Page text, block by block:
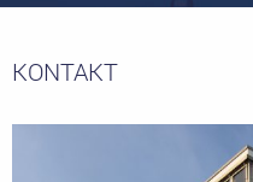
KONTAKT